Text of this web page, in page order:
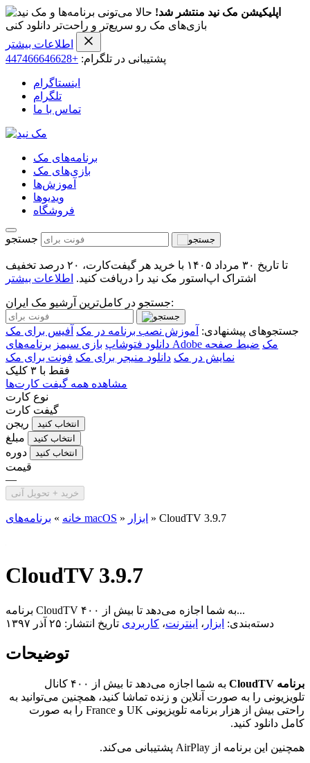
اپلیکیشن مک نید منتشر شد! حالا می‌تونی برنامه‌ها و
بازی‌های مک رو سریع‌تر و راحت‌تر دانلود کنی
اطلاعات بیشتر
پشتیبانی در تلگرام: +447466646628
اینستاگرام
تلگرام
تماس با ما
برنامه‌های مک
بازی‌های مک
آموزش‌ها
ویدیو‌ها
فروشگاه
جستجو
تا تاریخ ۳۰ مرداد ۱۴۰۵ با خرید هر گیفت‌کارت، ۲۰ درصد تخفیف
اشتراک اپ‌استور مک نید را دریافت کنید. اطلاعات بیشتر
جستجو در کامل‌ترین آرشیو مک ایران:
جستجوهای پیشنهادی: آموزش نصب برنامه در مک آفیس برای مک
دانلود فتوشاپ بازی سیمز برنامه‌های Adobe مک ضبط صفحه
نمایش در مک دانلود منیجر برای مک فونت برای مک
فقط با ۳ کلیک
مشاهده همه گیفت کارت‌ها
نوع کارت
گیفت کارت
ریجن
انتخاب کنید
مبلغ انتخاب کنید
دوره انتخاب کنید
قیمت
—
خرید + تحویل آنی
خانه » برنامه‌های macOS » ابزار » CloudTV 3.9.7
CloudTV 3.9.7
برنامه CloudTV به شما اجازه می‌دهد تا بیش از ۴۰۰...
دسته‌بندی: ابزار ، اینترنت، کاربردی تاریخ انتشار: ۲۵ آذر ۱۳۹۷
توضیحات
برنامه CloudTV
به شما اجازه می‌دهد تا بیش از ۴۰۰ کانال
تلویزیونی را به صورت آنلاین و زنده تماشا کنید، همچنین می‌توانید به
راحتی بیش از هزار برنامه تلویزیونی UK و France را به صورت
کامل دانلود کنید.
همچنین این برنامه از AirPlay پشتیبانی می‌کند.